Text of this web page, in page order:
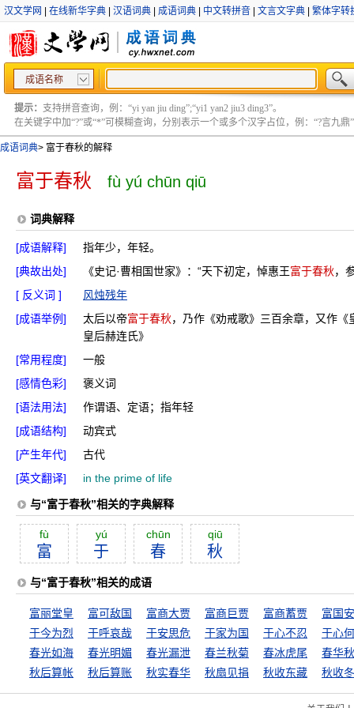
汉文学网 在线新华字典 汉语词典 成语词典 中文转拼音 文言文字典 繁体字转
成语名称
提示： 支持拼音查询，例：“yi yan jiu ding”;“yi1 yan2 jiu3 ding3”。
在关键字中加“?”或“*”可模糊查询，分别表示一个或多个汉字占位，例：“?言九鼎”
成语词典> 富于春秋的解释
富于春秋 fù yú chūn qiū
词典解释
[成语解释]
指年少，年轻。
[典故出处]
《史记·曹相国世家》：“天下初定，悼惠王富于春秋，
[ 反义词 ]
风烛残年
[成语举例]
太后以帝富于春秋，乃作《劝戒歌》三百余章，又作
皇后赫连氏》
[常用程度]
一般
[感情色彩]
褒义词
[语法用法]
作谓语、定语；指年轻
[成语结构]
动宾式
[产生年代]
古代
[英文翻译]
in the prime of life
与“富于春秋”相关的字典解释
fù
富
yú
于
chūn
春
qiū
秋
与“富于春秋”相关的成语
富丽堂皇 富可敌国 富商大贾 富商巨贾 富商蓄贾
富国
于今为烈
于呼哀哉 于安思危 于家为国 于心不忍
于心
春光如海
春光明媚 春光漏泄 春兰秋菊 春冰虎尾
春华
秋后算帐
秋后算账 秋实春华 秋扇见捐 秋收东藏 秋收